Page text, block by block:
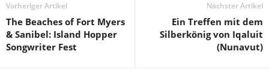
Vorheriger Artikel
The Beaches of Fort Myers
& Sanibel: Island Hopper
Songwriter Fest
Nächster Artikel
Ein Treffen mit dem
Silberkönig von Iqaluit
(Nunavut)